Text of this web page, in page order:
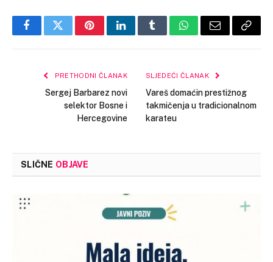
FacebookTwitterPinterestLinkedInTumblrWhatsApp
Email Copy
PRETHODNI ČLANAK
Sergej Barbarez novi
selektor Bosne i
Hercegovine
SLJEDEĆI ČLANAK
Vareš domaćin prestižnog
takmičenja u tradicionalnom
karateu
SLIČNE OBJAVE